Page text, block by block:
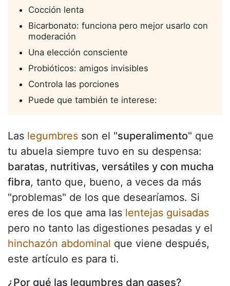
Cocción lenta
Bicarbonato: funciona pero mejor usarlo con
moderación
Una elección consciente
Probióticos: amigos invisibles
Controla las porciones
Puede que también te interese:
Las legumbres son el "superalimento" que
tu abuela siempre tuvo en su despensa:
baratas, nutritivas, versátiles y con mucha
fibra, tanto que, bueno, a veces da más
"problemas" de los que desearíamos. Si
eres de los que ama las lentejas guisadas
pero no tanto las digestiones pesadas y el
hinchazón abdominal que viene después,
este artículo es para ti.
¿Por qué las legumbres dan gases?